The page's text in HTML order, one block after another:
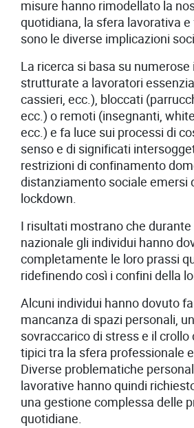
misure hanno rimodellato la
quotidiana, la sfera lavorativa
sono le diverse implicazioni
La ricerca si basa su
strutturate a lavoratori
cassieri, ecc.), bloccati
ecc.) o remoti (insegnanti,
ecc.) e fa luce sui processi di
senso e di significati
restrizioni di confinamento
distanziamento sociale emersi
lockdown.
I risultati mostrano che
nazionale gli individui hanno
completamente le loro prassi
ridefinendo così i confini della
Alcuni individui hanno dovuto
mancanza di spazi personali,
sovraccarico di stress e il
tipici tra la sfera professionale
Diverse problematiche
lavorative hanno quindi
una gestione complessa delle
quotidiane.